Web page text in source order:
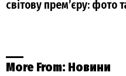
світову прем’єру: фото
More From: Новини